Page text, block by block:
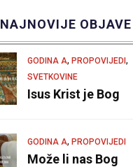
NAJNOVIJE OBJAVE
GODINA A, PROPOVIJEDI ,
SVETKOVINE
Isus Krist je Bog
GODINA A, PROPOVIJEDI
Može li nas Bog